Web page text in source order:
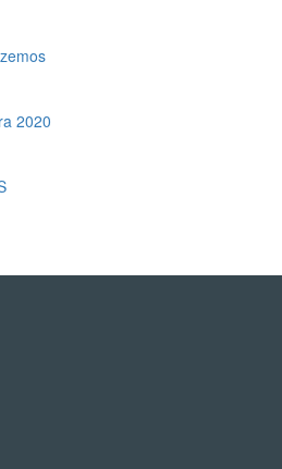
2020